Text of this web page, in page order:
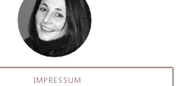
IMPRESSUM